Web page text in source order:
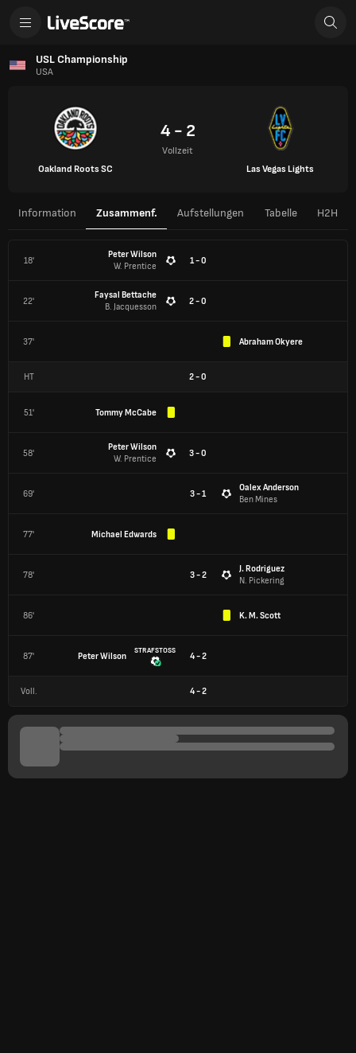
USL Championship
USA
Oakland Roots SC
4 - 2
Vollzeit
Las Vegas Lights
Information Zusammenf. Aufstellungen Tabelle H2H
18'
Peter Wilson
W. Prentice
1 - 0
22'
Faysal Bettache
B. Jacquesson
2 - 0
37' Abraham Okyere
HT 2-0
51' Tommy McCabe
58'
Peter Wilson
W. Prentice
3 - 0
69' 3 - 1
Oalex Anderson
Ben Mines
77' Michael Edwards
78' 3 - 2
J. Rodriguez
N. Pickering
86' K. M. Scott
87' Peter Wilson
STRAFSTOSS
4 - 2
Voll. 4-2